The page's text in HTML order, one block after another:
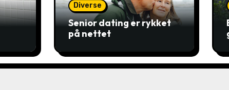
Diverse
Senior dating er rykket
på nettet